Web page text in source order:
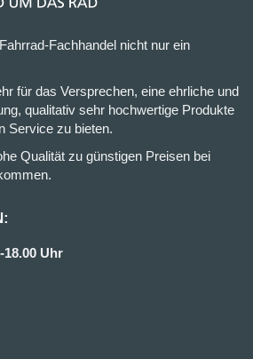
Fachhandel nicht nur ein
für das Versprechen, eine ehrliche und
qualitativ sehr hochwertige Produkte
Service zu bieten.
Qualität zu günstigen Preisen bei
Uhr